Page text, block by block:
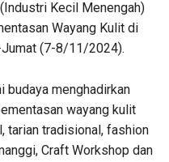
Kecil Menengah)
Wayang Kulit di
Jumat (7-8/11/2024).
budaya menghadirkan
wayang kulit
tarian tradisional, fashion
Craft Workshop dan